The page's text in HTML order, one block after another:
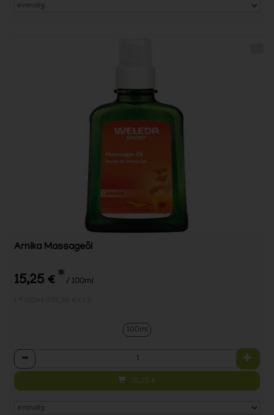
Arnika Massageöl
15,25 € * / 100ml
100ml
Anzahl
15,25 €